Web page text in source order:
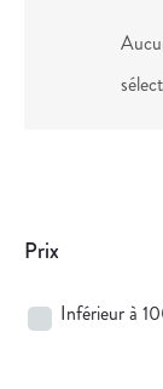
Prix
Inférieur à